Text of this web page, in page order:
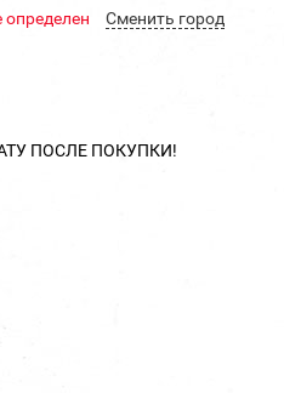
определен Cменить город
ПОСЛЕ ПОКУПКИ!